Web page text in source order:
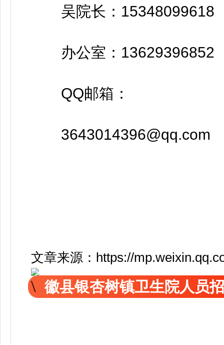
吴院长：15348099618
办公室：13629396852
QQ邮箱：
3643014396@qq.com
文章来源：https://
徽县银杏树镇卫生院人员